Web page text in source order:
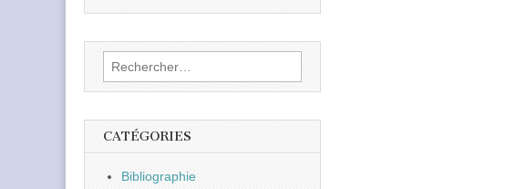
Rechercher :
CATÉGORIES
Bibliographie